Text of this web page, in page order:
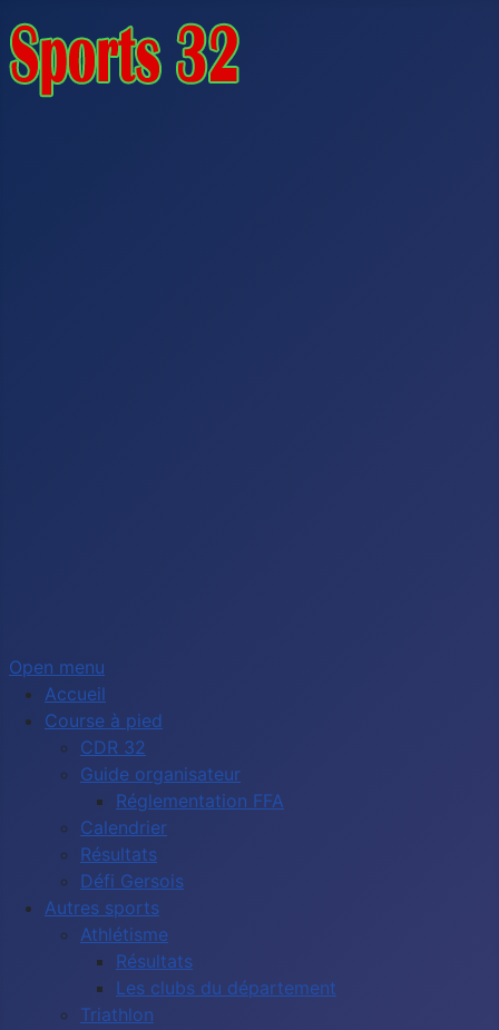
Open menu
Accueil
Course à pied
CDR 32
Guide organisateur
Réglementation FFA
Calendrier
Résultats
Défi Gersois
Autres sports
Athlétisme
Résultats
Les clubs du département
Triathlon